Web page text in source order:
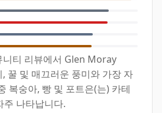
니티 리뷰에서 Glen Moray
꿀 및 매끄러운 풍미와 가장 자
복숭아, 빵 및 포트은(는) 카테
주 나타납니다.